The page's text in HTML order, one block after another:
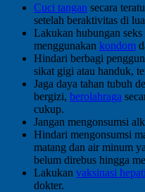
Cuci tangan secara
setelah beraktivitas di
Lakukan hubungan
menggunakan kondom
Hindari berbagi
sikat gigi atau handuk,
Jaga daya tahan tubuh
bergizi, berolahraga
cukup.
Jangan mengonsumsi
Hindari mengonsumsi
matang dan air minum
belum direbus hingga
Lakukan vaksinasi
dokter.